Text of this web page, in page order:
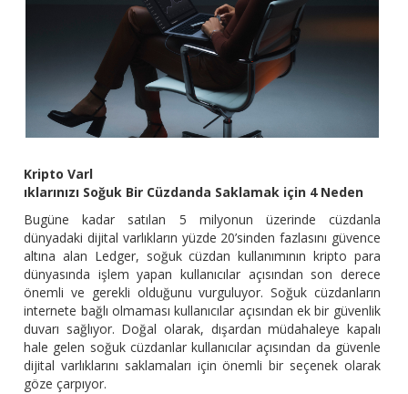
Kripto Varl
ıklarınızı Soğuk Bir Cüzdanda Saklamak için 4 Neden
Bugüne kadar satılan 5 milyonun üzerinde cüzdanla
dünyadaki dijital varlıkların yüzde 20’sinden fazlasını güvence
altına alan Ledger, soğuk cüzdan kullanımının kripto para
dünyasında işlem yapan kullanıcılar açısından son derece
önemli ve gerekli olduğunu vurguluyor. Soğuk cüzdanların
internete bağlı olmaması kullanıcılar açısından ek bir güvenlik
duvarı sağlıyor. Doğal olarak, dışardan müdahaleye kapalı
hale gelen soğuk cüzdanlar kullanıcılar açısından da güvenle
dijital varlıklarını saklamaları için önemli bir seçenek olarak
göze çarpıyor.